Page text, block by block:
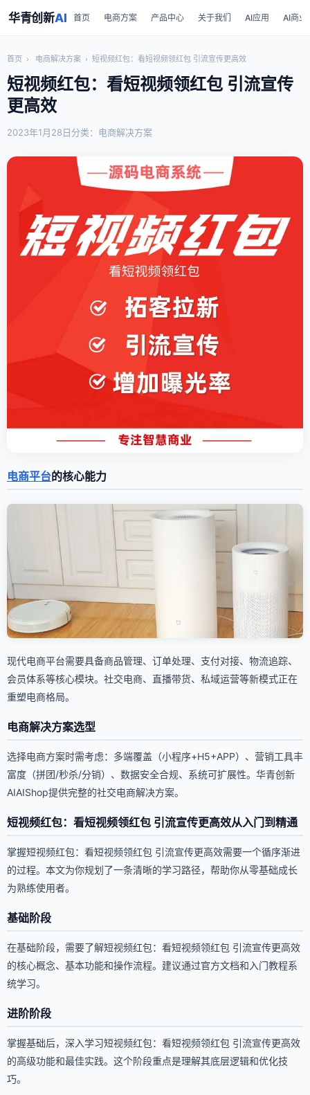
华青创新AI 首页 电商方案 产品中心 关于我们 AI应用 AI商业
首页 › 电商解决方案 › 短视频红包：看短视频领红包 引流宣传更高效
短视频红包：看短视频领红包 引流宣传
更高效
2023年1月28日分类：电商解决方案
电商平台的核心能力
现代电商平台需要具备商品管理、订单处理、支付对接、物流追踪、
会员体系等核心模块。社交电商、直播带货、私域运营等新模式正在
重塑电商格局。
电商解决方案选型
选择电商方案时需考虑：多端覆盖（小程序+H5+APP）、营销工具丰
富度（拼团/秒杀/分销）、数据安全合规、系统可扩展性。华青创新
AIAIShop提供完整的社交电商解决方案。
短视频红包：看短视频领红包 引流宣传更高效从入门到精通
掌握短视频红包：看短视频领红包 引流宣传更高效需要一个循序渐进
的过程。本文为你规划了一条清晰的学习路径，帮助你从零基础成长
为熟练使用者。
基础阶段
在基础阶段，需要了解短视频红包：看短视频领红包 引流宣传更高效
的核心概念、基本功能和操作流程。建议通过官方文档和入门教程系
统学习。
进阶阶段
掌握基础后，深入学习短视频红包：看短视频领红包 引流宣传更高效
的高级功能和最佳实践。这个阶段重点是理解其底层逻辑和优化技
巧。